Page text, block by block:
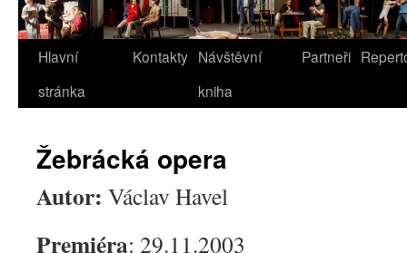
Hlavní
stránka
Kontakty Návštěvní
kniha
Partneři
Žebrácká opera
Autor: Václav Havel
Premiéra: 29.11.2003